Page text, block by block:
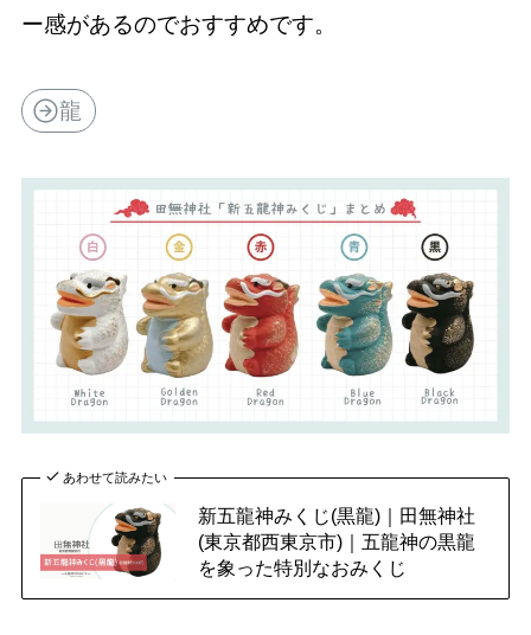
ー感があるのでおすすめです。
龍
あわせて読みたい
新五龍神みくじ(黒龍)｜田無神社
(東京都西東京市)｜五龍神の黒龍
を象った特別なおみくじ